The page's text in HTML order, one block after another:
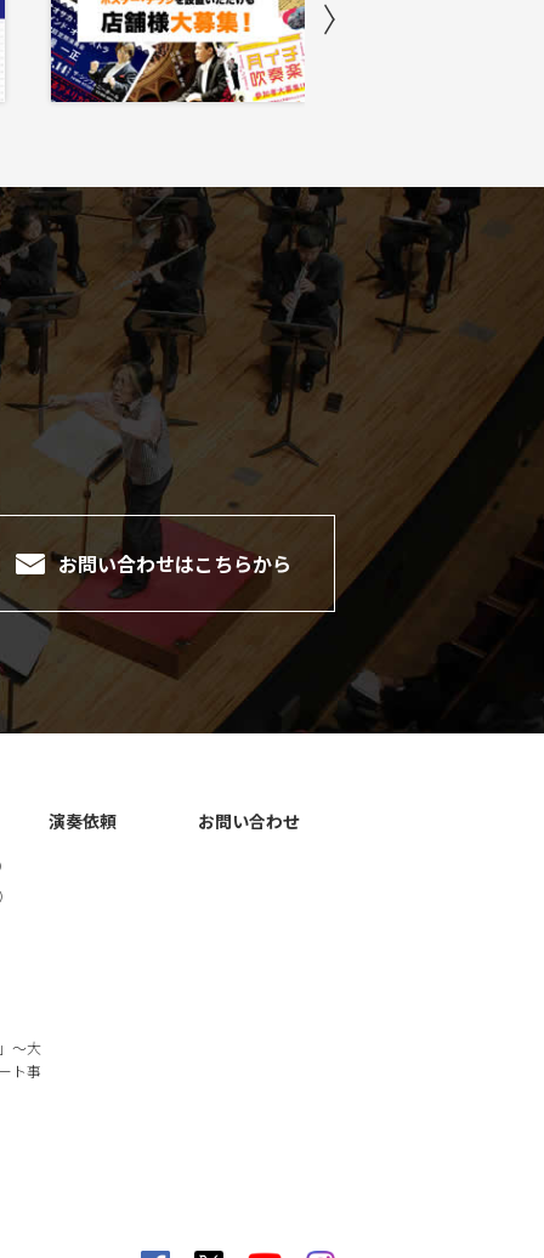
お問い合わせはこちらから
～大
ト事
演奏依頼 お問い合わせ